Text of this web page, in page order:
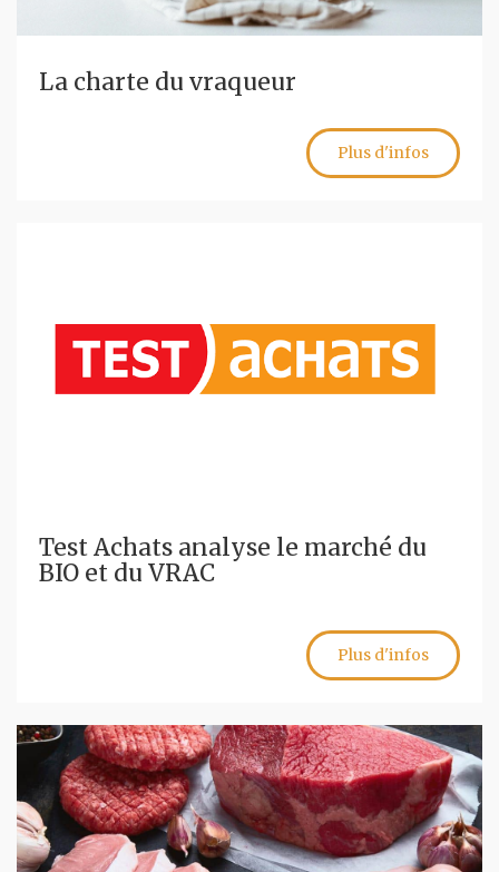
La charte du vraqueur
Plus d'infos
Test Achats analyse le marché du
BIO et du VRAC
Plus d'infos